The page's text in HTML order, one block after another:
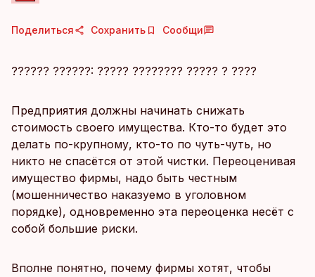
Поделиться Сохранить Сообщи
?????? ??????: ????? ???????? ????? ? ????
Предприятия должны начинать снижать
стоимость своего имущества. Кто-то будет это
делать по-крупному, кто-то по чуть-чуть, но
никто не спасётся от этой чистки. Переоценивая
имущество фирмы, надо быть честным
(мошенничество наказуемо в уголовном
порядке), одновременно эта переоценка несёт с
собой большие риски.
Вполне понятно, почему фирмы хотят, чтобы